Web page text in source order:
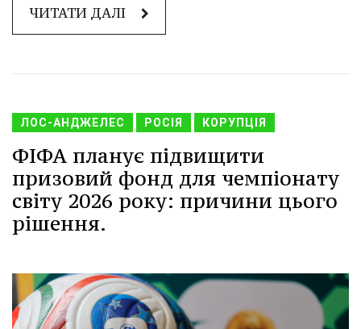
ЧИТАТИ ДАЛІ
ЛОС-АНДЖЕЛЕС РОСІЯ КОРУПЦІЯ
ФІФА планує підвищити
призовий фонд для чемпіонату
світу 2026 року: причини цього
рішення.